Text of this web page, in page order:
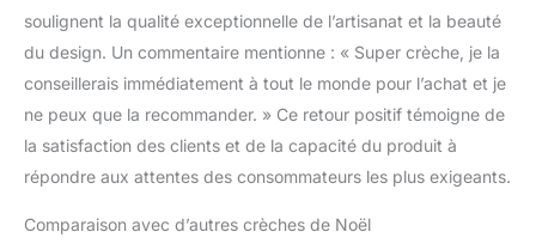
soulignent la qualité exceptionnelle de l’artisanat et la beauté
du design. Un commentaire mentionne : « Super crèche, je la
conseillerais immédiatement à tout le monde pour l’achat et je
ne peux que la recommander. » Ce retour positif témoigne de
la satisfaction des clients et de la capacité du produit à
répondre aux attentes des consommateurs les plus exigeants.
Comparaison avec d’autres crèches de Noël